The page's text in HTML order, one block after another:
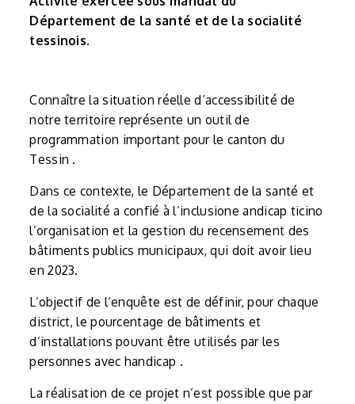
Département de la santé et de la socialité
tessinois.
Connaître la situation réelle d’accessibilité de
notre territoire représente un outil de
programmation important pour le canton du
Tessin .
Dans ce contexte, le Département de la santé et
de la socialité a confié à l’inclusione andicap ticino
l’organisation et la gestion du recensement des
bâtiments publics municipaux, qui doit avoir lieu
en 2023.
L’objectif de l’enquête est de définir, pour chaque
district, le pourcentage de bâtiments et
d’installations pouvant être utilisés par les
personnes avec handicap .
La réalisation de ce projet n’est possible que par